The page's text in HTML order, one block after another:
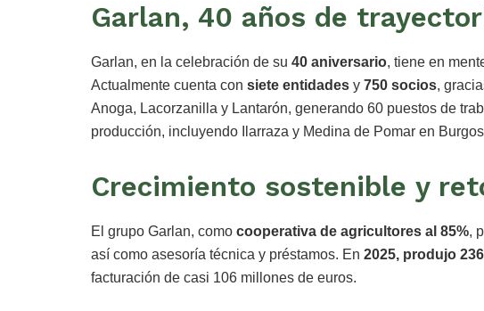
Garlan, 40 años de
Garlan, en la celebración de su 40 aniversario, tiene en
Actualmente cuenta con siete entidades y 750 socios,
Anoga, Lacorzanilla y Lantarón, generando 60 puestos de
producción, incluyendo Ilarraza y Medina de Pomar en
Crecimiento sostenible y
El grupo Garlan, como cooperativa de agricultores al 85%,
así como asesoría técnica y préstamos. En 2025, produjo
facturación de casi 106 millones de euros.